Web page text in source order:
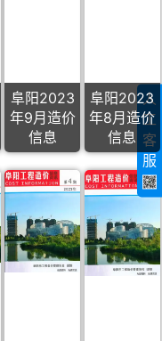
阜阳2023
年9月造价
信息
阜阳2023
年8月造价
信息
人
工
客
服